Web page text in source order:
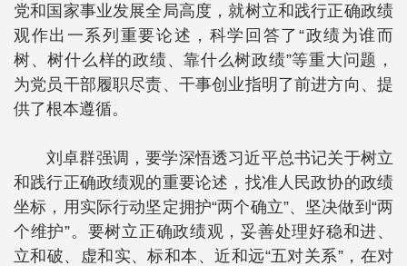
党和国家事业发展全局高度，就树立和践行正确政绩
观作出一系列重要论述，科学回答了“政绩为谁而
树、树什么样的政绩、靠什么树政绩”等重大问题，
为党员干部履职尽责、干事创业指明了前进方向、提
供了根本遵循。
刘卓群强调，要学深悟透习近平总书记关于树立
和践行正确政绩观的重要论述，找准人民政协的政绩
坐标，用实际行动坚定拥护“两个确立”、坚决做到“两
个维护”。要树立正确政绩观，妥善处理好稳和进、
立和破、虚和实、标和本、近和远“五对关系”，在对